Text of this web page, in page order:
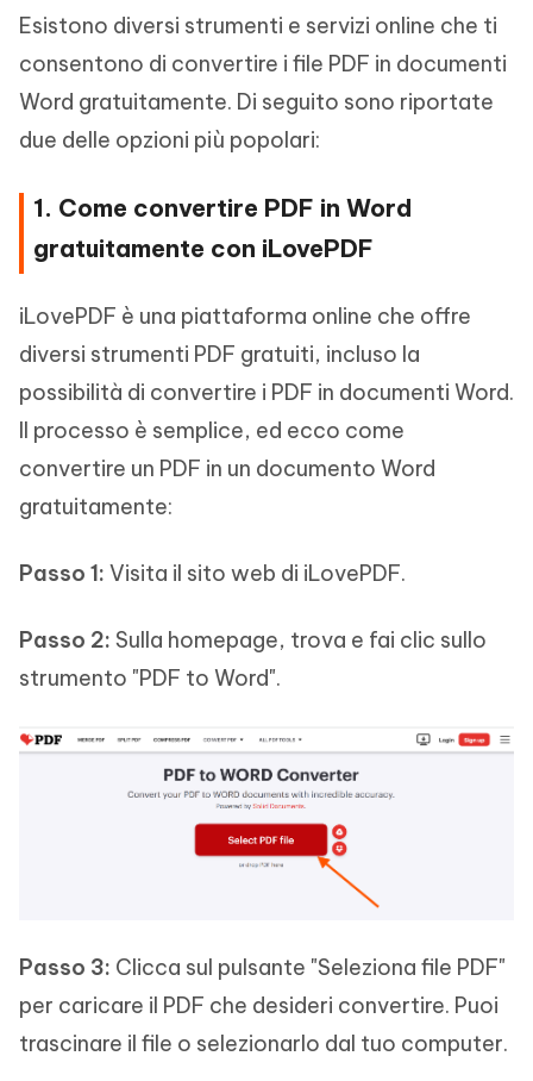
Esistono diversi strumenti e servizi online che ti
consentono di convertire i file PDF in documenti
Word gratuitamente. Di seguito sono riportate
due delle opzioni più popolari:
1. Come convertire PDF in Word
gratuitamente con iLovePDF
iLovePDF è una piattaforma online che offre
diversi strumenti PDF gratuiti, incluso la
possibilità di convertire i PDF in documenti Word.
Il processo è semplice, ed ecco come
convertire un PDF in un documento Word
gratuitamente:
Passo 1: Visita il sito web di iLovePDF.
Passo 2: Sulla homepage, trova e fai clic sullo
strumento "PDF to Word".
Passo 3: Clicca sul pulsante "Seleziona file PDF"
per caricare il PDF che desideri convertire. Puoi
trascinare il file o selezionarlo dal tuo computer.